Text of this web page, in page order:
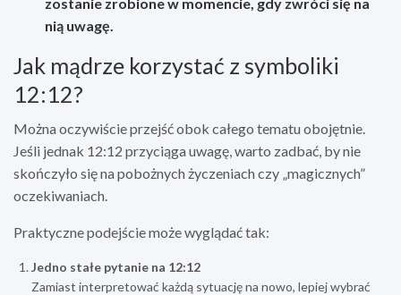
nią uwagę.
Jak mądrze korzystać z symboliki
12:12?
Można oczywiście przejść obok całego tematu obojętnie.
Jeśli jednak 12:12 przyciąga uwagę, warto zadbać, by nie
skończyło się na pobożnych życzeniach czy „magicznych”
oczekiwaniach.
Praktyczne podejście może wyglądać tak:
Jedno stałe pytanie na 12:12
Zamiast interpretować każdą sytuację na nowo, lepiej wybrać